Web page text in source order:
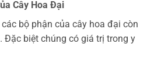
Cây Hoa Đại
bộ phận của cây hoa đại còn
Đặc biệt chúng có giá trị trong y